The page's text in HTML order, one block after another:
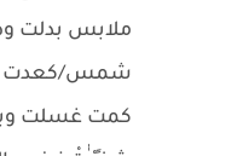
ملابس بدلت
شمس/كعدت ساعه 9 شِفـٍـْت برموده سلطان ع القنفه عرفت
كمت غسلت